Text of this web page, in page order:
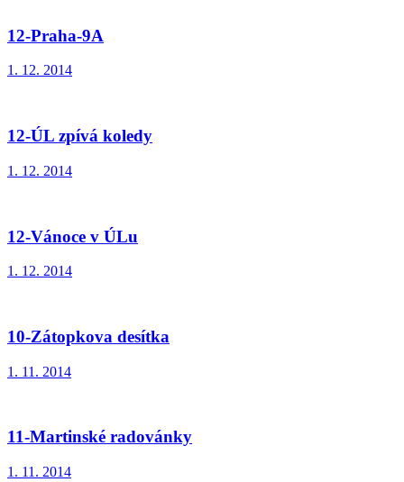
12-Praha-9A
1. 12. 2014
12-ÚL zpívá koledy
1. 12. 2014
12-Vánoce v ÚLu
1. 12. 2014
10-Zátopkova desítka
1. 11. 2014
11-Martinské radovánky
1. 11. 2014